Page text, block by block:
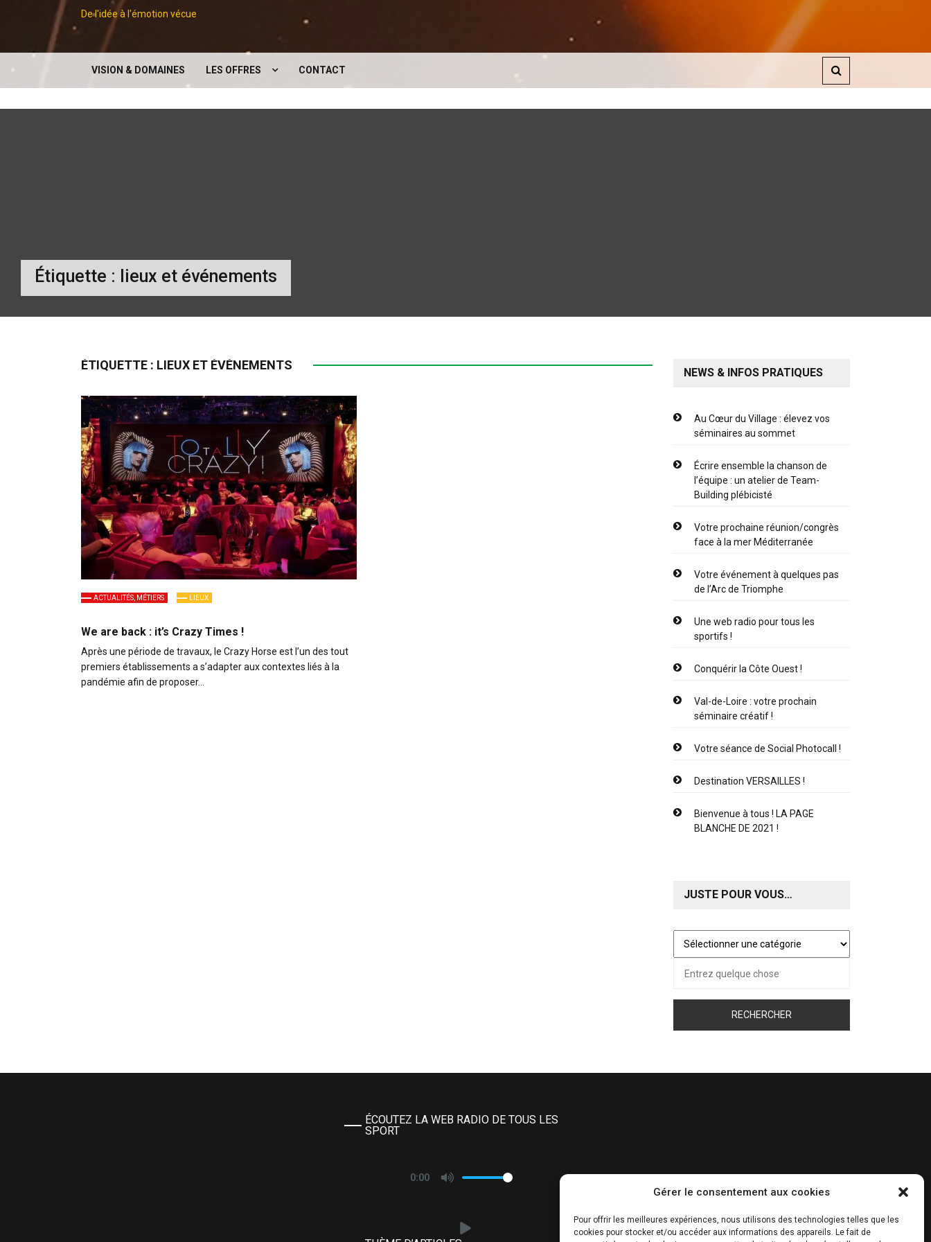
Gérer le consentement aux cookies
Pour offrir les meilleures expériences, nous utilisons des technologies telles que les
cookies pour stocker et/ou accéder aux informations des appareils. Le fait de
De l'idée à l'émotion vécue
VISION & DOMAINES LES OFFRES CONTACT
Étiquette : lieux et événements
ÉTIQUETTE : LIEUX ET ÉVÉNEMENTS
ACTUALITÉS, MÉTIERS LIEUX
We are back : it’s Crazy Times !
Après une période de travaux, le Crazy Horse est l’un des tout
premiers établissements a s’adapter aux contextes liés à la
pandémie afin de proposer…
NEWS & INFOS PRATIQUES
Au Cœur du Village : élevez vos
séminaires au sommet
Écrire ensemble la chanson de
l’équipe : un atelier de Team-
Building plébicisté
Votre prochaine réunion/congrès
face à la mer Méditerranée
Votre événement à quelques pas
de l’Arc de Triomphe
Une web radio pour tous les
sportifs !
Conquérir la Côte Ouest !
Val-de-Loire : votre prochain
séminaire créatif !
Votre séance de Social Photocall !
Destination VERSAILLES !
Bienvenue à tous ! LA PAGE
BLANCHE DE 2021 !
JUSTE POUR VOUS…
pour
pour :
ÉCOUTEZ LA WEB RADIO DE TOUS LES
SPORT
0:00